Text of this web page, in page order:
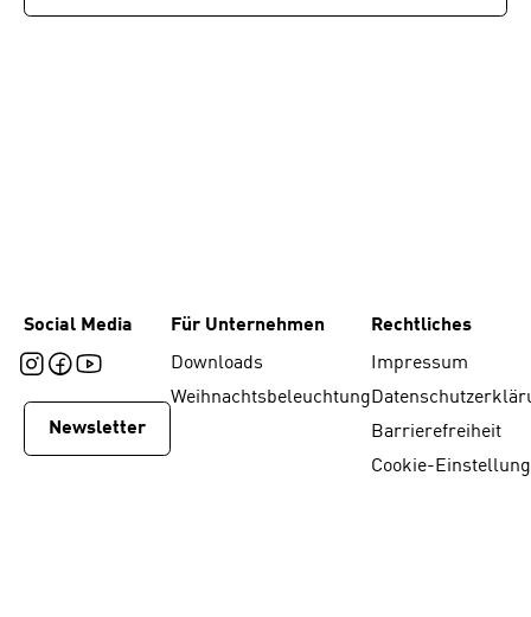
Social Media
Newsletter
Für Unternehmen
Downloads
Weihnachtsbeleuchtung
Rechtliches
Impressum
Barrierefreiheit
Cookie-